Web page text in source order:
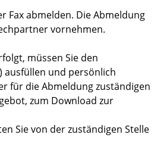
Fax abmelden. Die Abmeldung
vornehmen.
müssen Sie den
ausfüllen und persönlich
für die Abmeldung zuständigen
zum Download zur
Sie von der zuständigen Stelle